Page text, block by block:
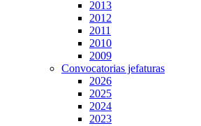
2013
2012
2011
2010
2009
Convocatorias jefaturas
2026
2025
2024
2023